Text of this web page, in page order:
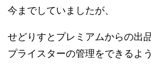
今までしていましたが、
せどりすとプレミアムからの出
プライスターの管理をできるよ